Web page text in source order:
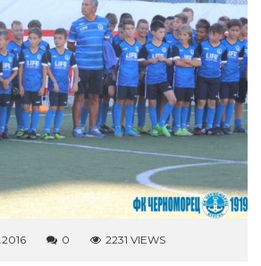
0 2231 VIEWS